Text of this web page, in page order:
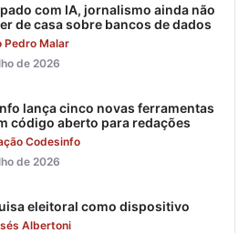
com IA, jornalismo ainda não
de casa sobre bancos de dados
Pedro Malar
de 2026
lança cinco novas ferramentas
código aberto para redações
Codesinfo
de 2026
eleitoral como dispositivo
Albertoni